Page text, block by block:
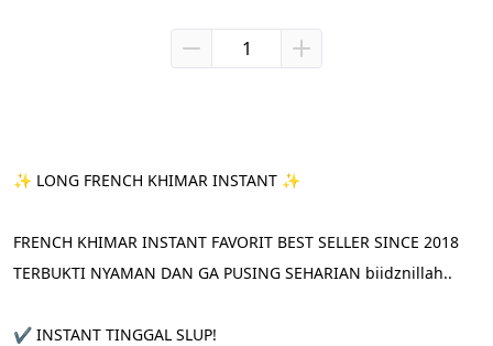
✨ LONG FRENCH KHIMAR INSTANT ✨
FRENCH KHIMAR INSTANT FAVORIT BEST SELLER SINCE 2018
TERBUKTI NYAMAN DAN GA PUSING SEHARIAN biidznillah..
✔️ INSTANT TINGGAL SLUP!